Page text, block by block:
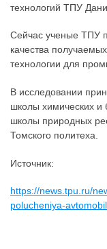
технологий ТПУ
Сейчас ученые ТПУ
качества
технологии для
В исследовании
школы химических и
школы природных
Томского политеха.
Источник:
https://news.tpu.ru/
polucheniya-